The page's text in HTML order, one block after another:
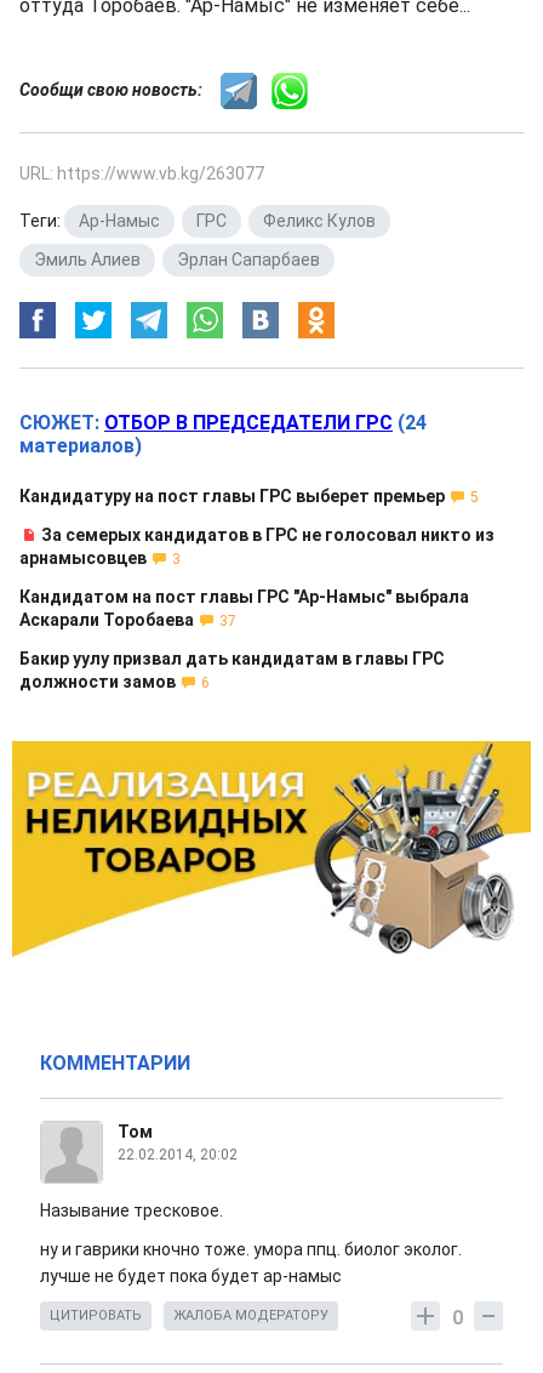
оттуда Торобаев. "Ар-Намыс" не изменяет себе...
Сообщи свою новость:
URL: https://www.vb.kg/263077
Теги: Ар-Намыс ГРС Феликс Кулов
Эмиль Алиев
Эрлан Сапарбаев
СЮЖЕТ: ОТБОР В ПРЕДСЕДАТЕЛИ ГРС (24
материалов)
Кандидатуру на пост главы ГРС выберет премьер 5
За семерых кандидатов в ГРС не голосовал никто из
арнамысовцев
3
Кандидатом на пост главы ГРС "Ар-Намыс" выбрала
Аскарали Торобаева
37
Бакир уулу призвал дать кандидатам в главы ГРС
должности замов
6
КОММЕНТАРИИ
Том
22.02.2014, 20:02
Называние тресковое.
ну и гаврики кночно тоже. умора ппц. биолог эколог.
лучше не будет пока будет ар-намыс
0
ЦИТИРОВАТЬ ЖАЛОБА МОДЕРАТОРУ